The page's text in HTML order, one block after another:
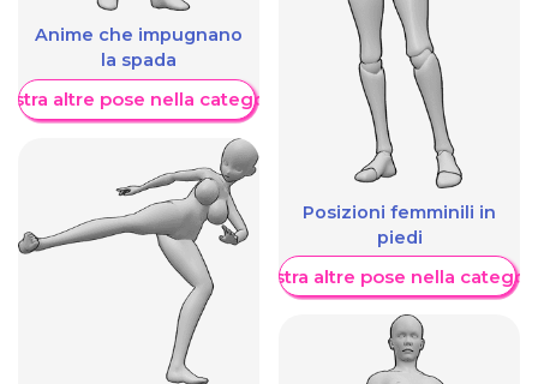
Anime che impugnano
la spada
altre pose nella categoria
Posizioni femminili in
piedi
Mostra altre pose nella